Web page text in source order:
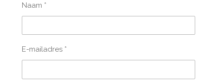
Naam *
E-mailadres *